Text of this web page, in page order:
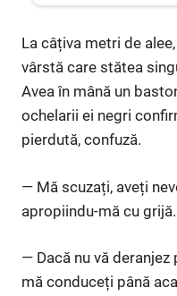
La câțiva metri de
vârstă care stătea
Avea în mână un
ochelarii ei negri
pierdută, confuză.
— Mă scuzați, aveți
apropiindu-mă cu grijă.
— Dacă nu vă
mă conduceți până